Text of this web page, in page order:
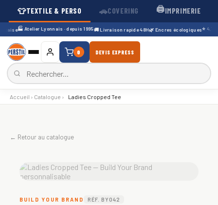
👕TEXTILE & PERSO 🚗COVERING 🖨️IMPRIMERIE
🏭 Atelier Lyonnais · depuis 1995🚚 Livraison rapide 48H🌿 Encres écologiques ⭐ 4,7/5
0 DEVIS EXPRESS
Accueil › Catalogue › Ladies Cropped Tee
← Retour au catalogue
BUILD YOUR BRAND RÉF. BY042